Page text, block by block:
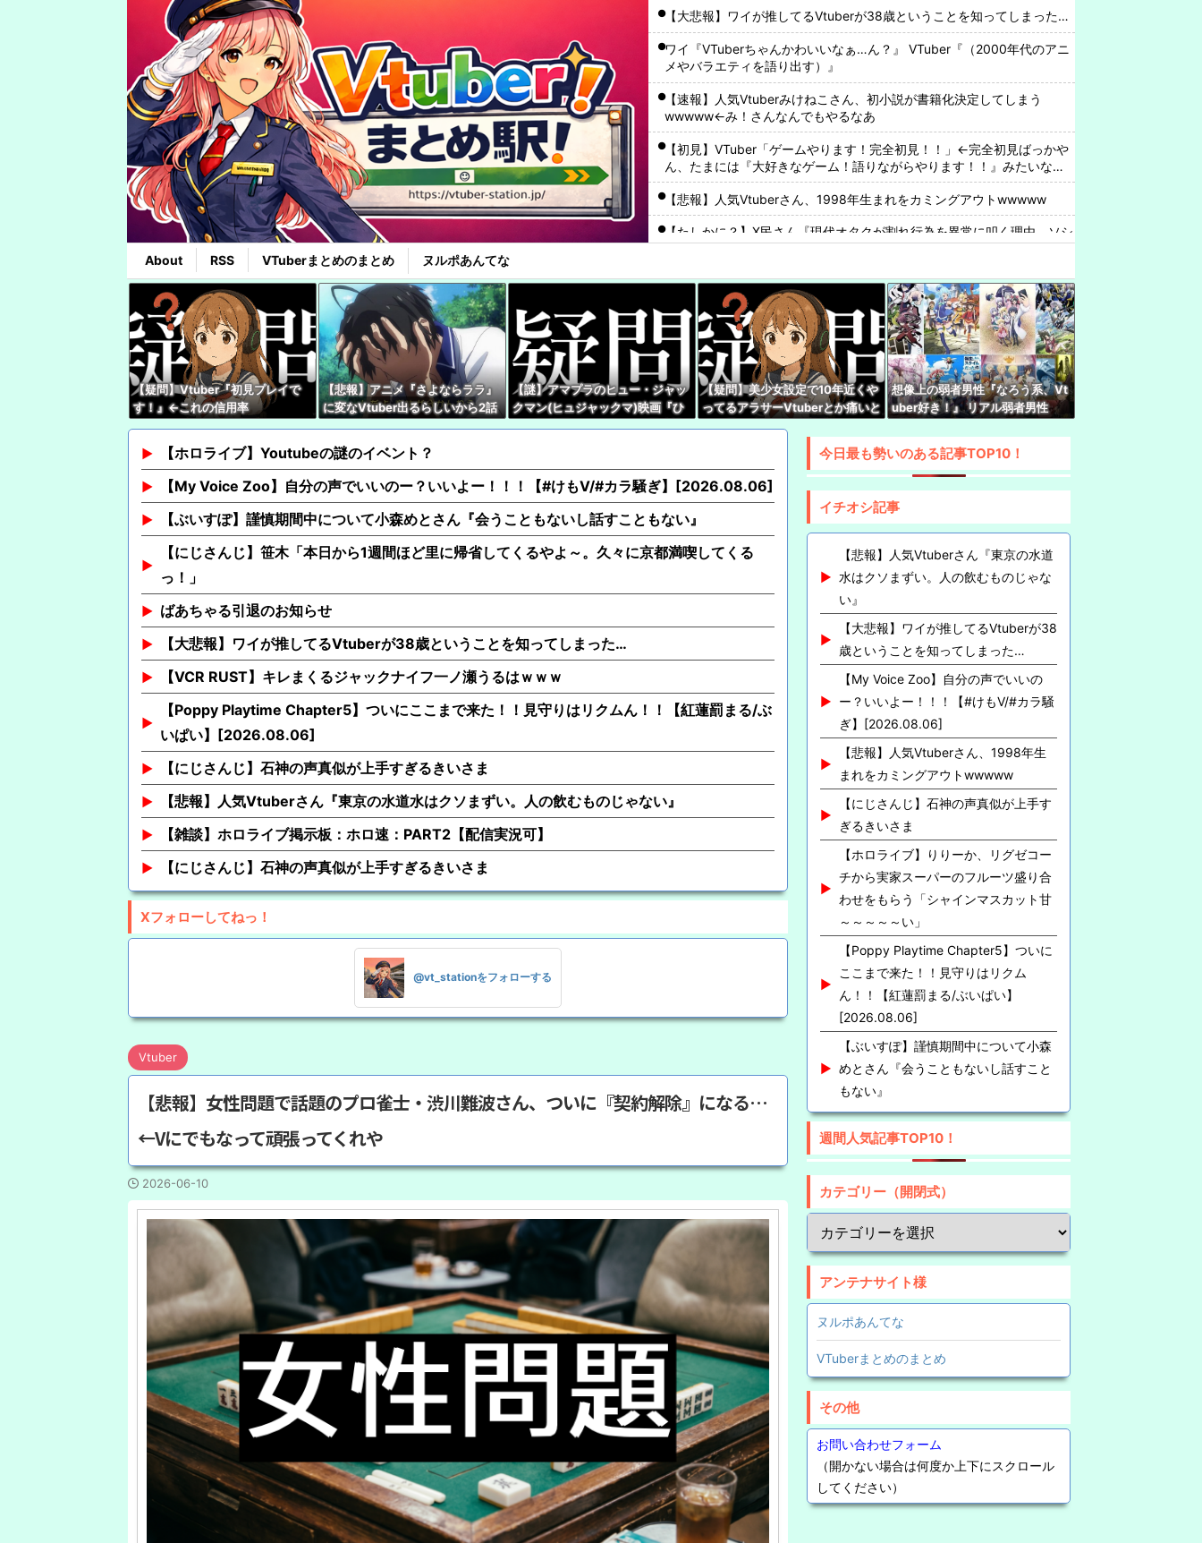
【大悲報】ワイが推してるVtuberが38歳ということを知ってしまった…
ワイ『VTuberちゃんかわいいなぁ…ん？』 VTuber『（2000年代のアニ
メやバラエティを語り出す）』
【速報】人気Vtuberみけねこさん、初小説が書籍化決定してしまう
wwwww←み！さんなんでもやるなあ
【初見】VTuber「ゲームやります！完全初見！！」←完全初見ばっかや
ん、たまには『大好きなゲーム！語りながらやります！！』みたいなの
やれよ
【悲報】人気Vtuberさん、1998年生まれをカミングアウトwwwww
【たしかに？】X民さん『現代オタクが割れ行為を異常に叩く理由、ソシ
ャゲとVTuberしか追ってない"一般人"だからです』
【悲報】Vtuber出始めてからもう10年近く経つのに未だに認めてない奴
って『変化を嫌う』ハッタショよな
【ぶいすぽ】謹慎期間中について小森めとさん『会うこともないし話す
こともない』
【悲報】人気Vtuberさん『東京の水道水はクソまずい。人の飲むものじ
ゃない』
【動画】VTuberさん配信中にセ◯クスしてしまうwwww
About RSS VTuberまとめのまとめ ヌルポあんてな
【疑問】Vtuber『初見プレイで
す！』←これの信用率
【悲報】アニメ『さよならララ』
に変なVtuber出るらしいから2話
見れないんだけど…
【謎】アマプラのヒュー・ジャッ
クマン(ヒュジャックマ)映画『ひ
つじ探偵団』、VTuberの同時視
【疑問】美少女設定で10年近くや
ってるアラサーVtuberとか痛いと
しか思えないんだが興奮するもん
想像上の弱者男性『なろう系、Vt
uber好き！』 リアル弱者男性
【ホロライブ】Youtubeの謎のイベント？
【My Voice Zoo】自分の声でいいのー？いいよー！！！【#けもV/#カラ騒ぎ】[2026.08.06]
【ぶいすぽ】謹慎期間中について小森めとさん『会うこともないし話すこともない』
【にじさんじ】笹木「本日から1週間ほど里に帰省してくるやよ～。久々に京都満喫してくる
っ！」
ばあちゃる引退のお知らせ
【大悲報】ワイが推してるVtuberが38歳ということを知ってしまった…
【VCR RUST】キレまくるジャックナイフ一ノ瀬うるはｗｗｗ
【Poppy Playtime Chapter5】ついにここまで来た！！見守りはリクムん！！【紅蓮罰まる/ぶ
いぱい】[2026.08.06]
【にじさんじ】石神の声真似が上手すぎるきいさま
【悲報】人気Vtuberさん『東京の水道水はクソまずい。人の飲むものじゃない』
【雑談】ホロライブ掲示板：ホロ速：PART2【配信実況可】
【にじさんじ】石神の声真似が上手すぎるきいさま
Xフォローしてねっ！
@vt_stationをフォローする
Vtuber
【悲報】女性問題で話題のプロ雀士・渋川難波さん、ついに『契約解除』になる…
←Vにでもなって頑張ってくれや
2026-06-10
今日最も勢いのある記事TOP10！
イチオシ記事
【悲報】人気Vtuberさん『東京の水道
水はクソまずい。人の飲むものじゃな
い』
【大悲報】ワイが推してるVtuberが38
歳ということを知ってしまった…
【My Voice Zoo】自分の声でいいの
ー？いいよー！！！【#けもV/#カラ騒
ぎ】[2026.08.06]
【悲報】人気Vtuberさん、1998年生
まれをカミングアウトwwwww
【にじさんじ】石神の声真似が上手す
ぎるきいさま
【ホロライブ】りりーか、リグゼコー
チから実家スーパーのフルーツ盛り合
わせをもらう「シャインマスカット甘
～～～～～い」
【Poppy Playtime Chapter5】ついに
ここまで来た！！見守りはリクム
ん！！【紅蓮罰まる/ぶいぱい】
[2026.08.06]
【ぶいすぽ】謹慎期間中について小森
めとさん『会うこともないし話すこと
もない』
週間人気記事TOP10！
カテゴリー（開閉式）
アンテナサイト様
ヌルポあんてな
VTuberまとめのまとめ
その他
お問い合わせフォーム
（開かない場合は何度か上下にスクロール
してください）